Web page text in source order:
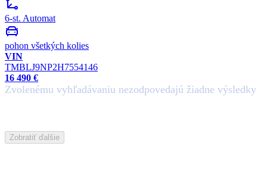
6-st. Automat
pohon všetkých kolies
VIN
TMBLJ9NP2H7554146
16 490 €
Zvolenému vyhľadávaniu nezodpovedajú žiadne výsledky
Zobratiť ďalšie